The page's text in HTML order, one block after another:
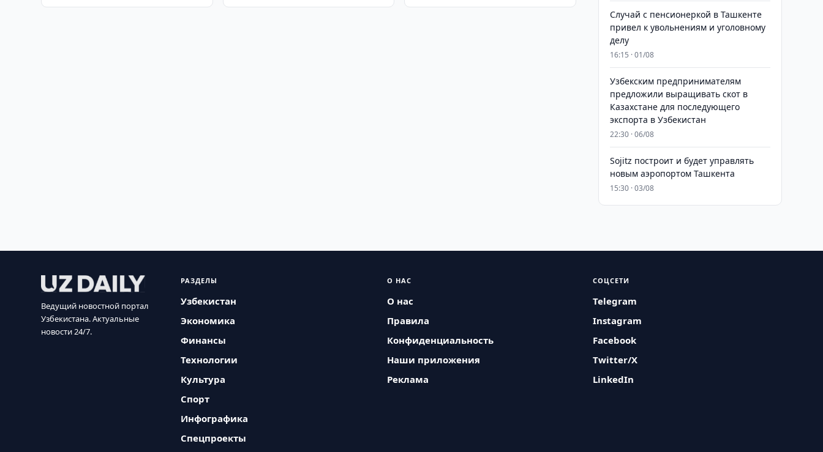
Случай с пенсионеркой в Ташкенте
привел к увольнениям и уголовному
делу
16:15 · 01/08
Узбекским предпринимателям
предложили выращивать скот в
Казахстане для последующего
экспорта в Узбекистан
22:30 · 06/08
Sojitz построит и будет управлять
новым аэропортом Ташкента
15:30 · 03/08
Ведущий новостной портал
Узбекистана. Актуальные
новости 24/7.
РАЗДЕЛЫ
Узбекистан
Экономика
Финансы
Технологии
Культура
Спорт
Инфографика
Спецпроекты
О НАС
О нас
Правила
Конфиденциальность
Наши приложения
Реклама
СОЦСЕТИ
Telegram
Instagram
Facebook
Twitter/X
LinkedIn